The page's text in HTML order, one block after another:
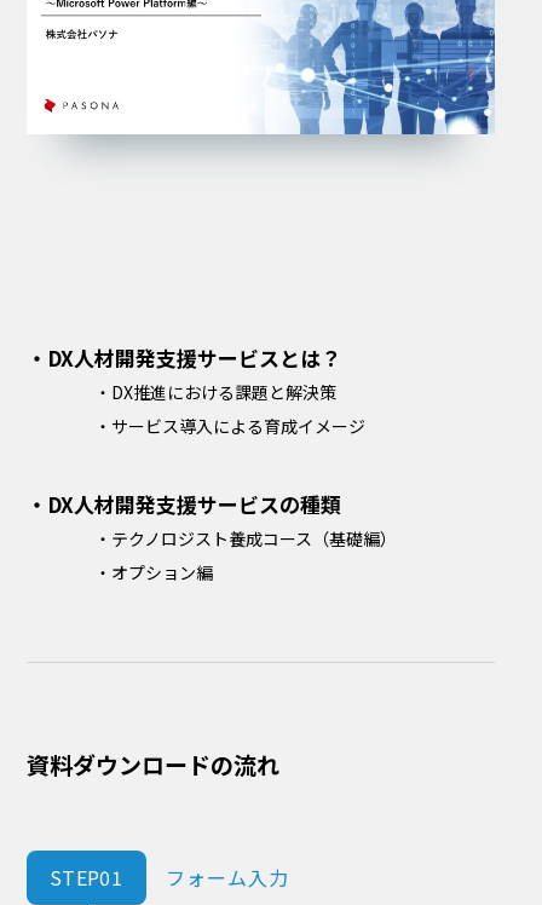
・DX人材開発支援サービスとは？
・DX推進における課題と解決策
・サービス導入による育成イメージ
・DX人材開発支援サービスの種類
・テクノロジスト養成コース（基礎編）
・オプション編
資料ダウンロードの流れ
STEP01 フォーム入力